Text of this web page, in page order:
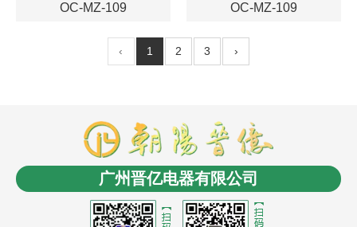
OC-MZ-109 OC-MZ-109
‹ 1 2 3 ›
商盟成员：云南LED 消防工程安装 商业电子秤
电缆桥架 无人机信号干扰屏蔽反制 沈阳油浸式变压
器 控制电缆 沈阳风机盘管 LCR数字电桥 贵州led显
氮化铝陶瓷基板
广州晋亿电器有限公司